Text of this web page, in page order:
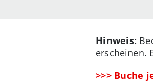
Hinweis:
erscheinen.
>>> Buche